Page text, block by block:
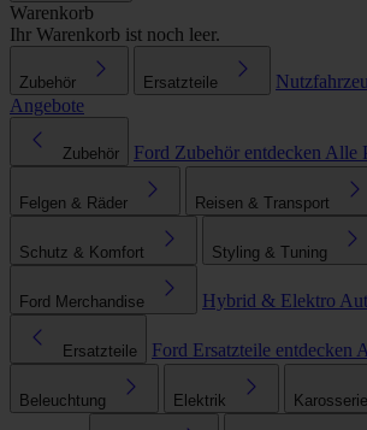
Warenkorb
Ihr Warenkorb ist noch leer.
Zubehör Ersatzteile
Angebote
Zubehör Ford Zubehör entdecken Alle
Felgen & Räder Reisen & Transport
Schutz & Komfort Styling & Tuning
Ford Merchandise Hybrid & Elektro
Ersatzteile Ford Ersatzteile entdecken
Beleuchtung Elektrik